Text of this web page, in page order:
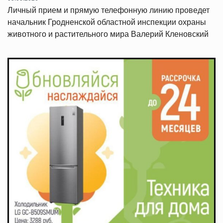
Личный прием и прямую телефонную линию проведет
начальник Гродненской областной инспекции охраны
животного и растительного мира Валерий Кленовский